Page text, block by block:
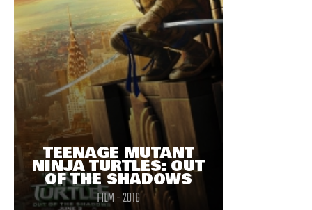
TEENAGE MUTANT
NINJA TURTLES: OUT
OF THE SHADOWS
FILM - 2016